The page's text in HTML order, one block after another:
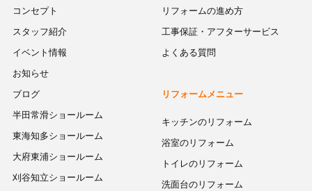
コンセプト
スタッフ紹介
イベント情報
お知らせ
ブログ
半田常滑ショールーム
東海知多ショールーム
大府東浦ショールーム
刈谷知立ショールーム
リフォームの進め方
工事保証・アフターサービス
よくある質問
リフォームメニュー
キッチンのリフォーム
浴室のリフォーム
トイレのリフォーム
洗面台のリフォーム